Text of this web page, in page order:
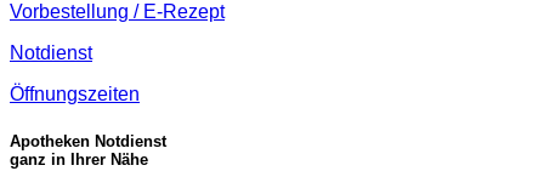
Vorbestellung / E-Rezept
Notdienst
Öffnungszeiten
Apotheken Notdienst
ganz in Ihrer Nähe